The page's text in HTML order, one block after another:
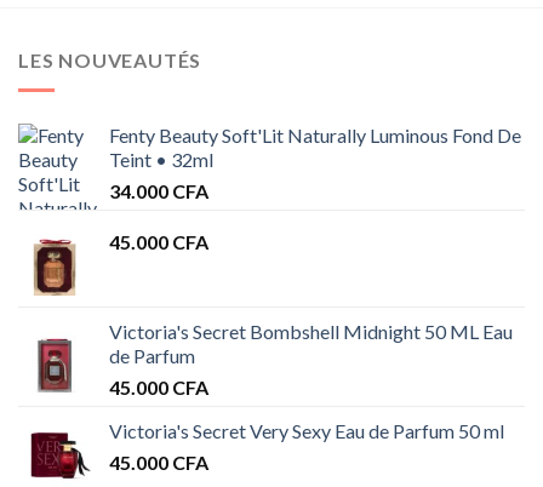
LES NOUVEAUTÉS
Fenty Beauty Soft'Lit Naturally Luminous Fond De
Teint • 32ml
34.000 CFA
45.000 CFA
Victoria's Secret Bombshell Midnight 50 ML Eau
de Parfum
45.000 CFA
Victoria's Secret Very Sexy Eau de Parfum 50 ml
45.000 CFA